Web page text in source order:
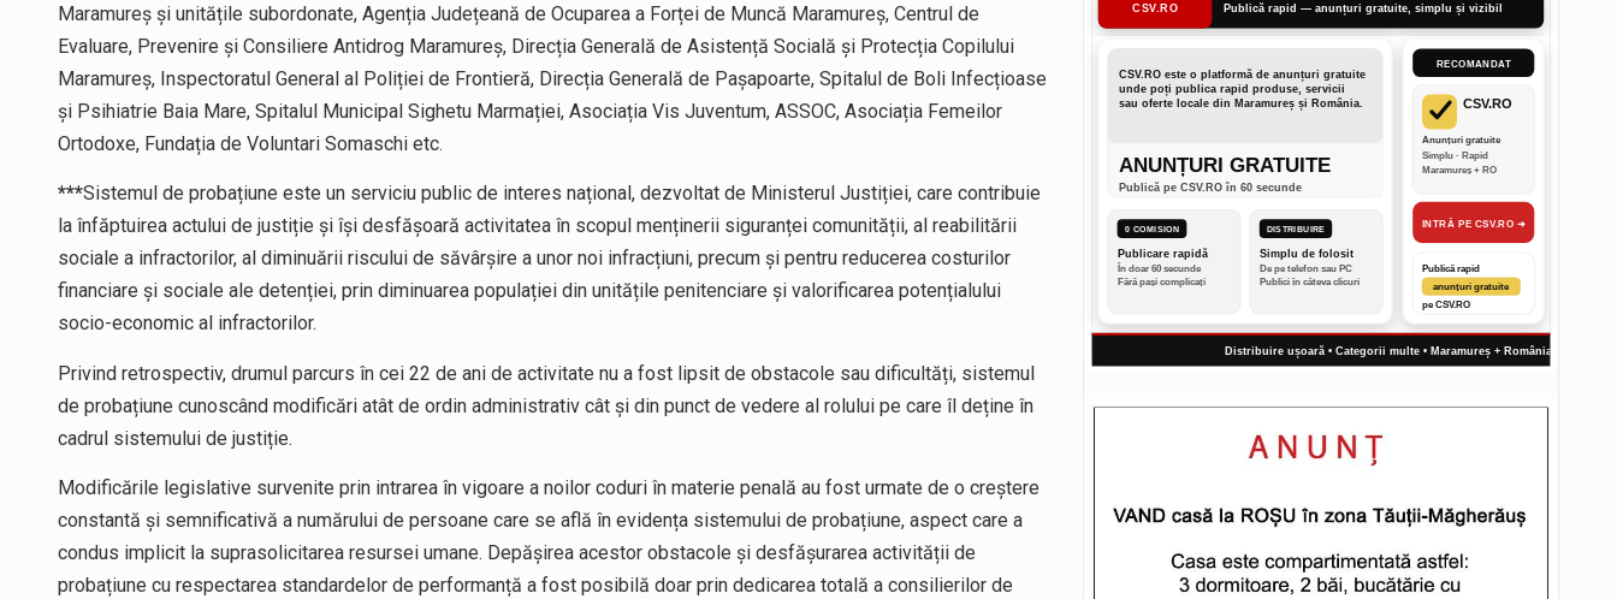
Maramureș și unitățile subordonate, Agenția Județeană de Ocuparea a Forței de Muncă Maramureș, Centrul de
Evaluare, Prevenire și Consiliere Antidrog Maramureș, Direcția Generală de Asistență Socială și Protecția Copilului
Maramureș, Inspectoratul General al Poliției de Frontieră, Direcția Generală de Pașapoarte, Spitalul de Boli Infecțioase
și Psihiatrie Baia Mare, Spitalul Municipal Sighetu Marmației, Asociația Vis Juventum, ASSOC, Asociația Femeilor
Ortodoxe, Fundația de Voluntari Somaschi etc.
***Sistemul de probațiune este un serviciu public de interes național, dezvoltat de Ministerul Justiției, care contribuie
la înfăptuirea actului de justiție și își desfășoară activitatea în scopul menținerii siguranței comunității, al reabilitării
sociale a infractorilor, al diminuării riscului de săvârșire a unor noi infracțiuni, precum și pentru reducerea costurilor
financiare și sociale ale detenției, prin diminuarea populației din unitățile penitenciare și valorificarea potențialului
socio-economic al infractorilor.
Privind retrospectiv, drumul parcurs în cei 22 de ani de activitate nu a fost lipsit de obstacole sau dificultăți, sistemul
de probațiune cunoscând modificări atât de ordin administrativ cât și din punct de vedere al rolului pe care îl deține în
cadrul sistemului de justiție.
Modificările legislative survenite prin intrarea în vigoare a noilor coduri în materie penală au fost urmate de o creștere
constantă și semnificativă a numărului de persoane care se află în evidența sistemului de probațiune, aspect care a
condus implicit la suprasolicitarea resursei umane. Depășirea acestor obstacole și desfășurarea activității de
probațiune cu respectarea standardelor de performanță a fost posibilă doar prin dedicarea totală a consilierilor de